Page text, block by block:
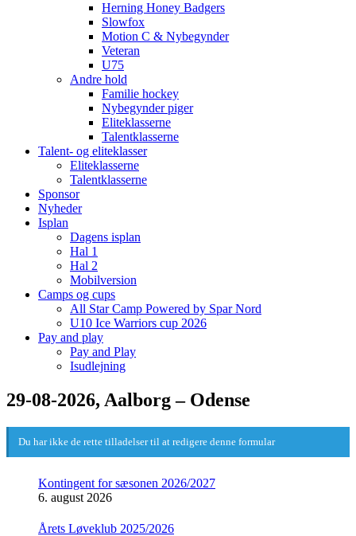
Herning Honey Badgers
Slowfox
Motion C & Nybegynder
Veteran
U75
Andre hold
Familie hockey
Nybegynder piger
Eliteklasserne
Talentklasserne
Talent- og eliteklasser
Eliteklasserne
Talentklasserne
Sponsor
Nyheder
Isplan
Dagens isplan
Hal 1
Hal 2
Mobilversion
Camps og cups
All Star Camp Powered by Spar Nord
U10 Ice Warriors cup 2026
Pay and play
Pay and Play
Isudlejning
29-08-2026, Aalborg – Odense
Du har ikke de rette tilladelser til at redigere denne formular
Kontingent for sæsonen 2026/2027
6. august 2026
Årets Løveklub 2025/2026